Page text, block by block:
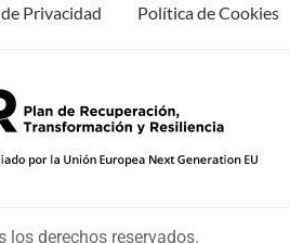
Privacidad
Política de Cookies
los derechos reservados.